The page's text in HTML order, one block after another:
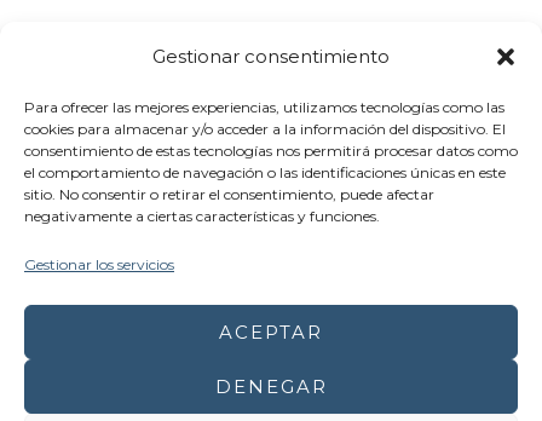
Gestionar consentimiento
Para ofrecer las mejores experiencias, utilizamos tecnologías como las
cookies para almacenar y/o acceder a la información del dispositivo. El
consentimiento de estas tecnologías nos permitirá procesar datos como
el comportamiento de navegación o las identificaciones únicas en este
sitio. No consentir o retirar el consentimiento, puede afectar
negativamente a ciertas características y funciones.
Gestionar los servicios
ACEPTAR
DENEGAR
Aviso Legal
Política de Privacidad
Cookies